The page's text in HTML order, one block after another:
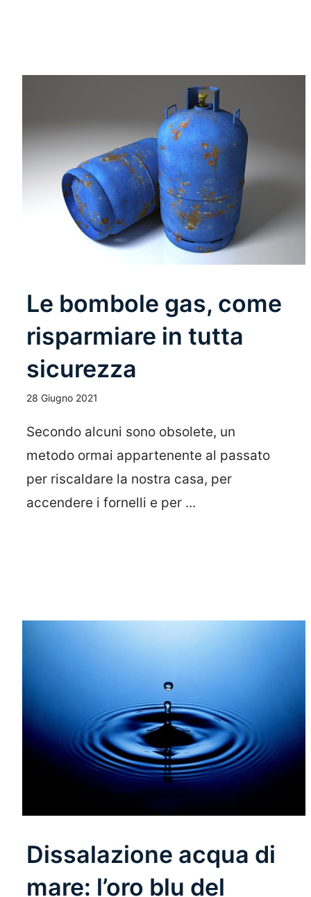
Le bombole gas, come
risparmiare in tutta
sicurezza
28 Giugno 2021
Secondo alcuni sono obsolete, un
metodo ormai appartenente al passato
per riscaldare la nostra casa, per
accendere i fornelli e per ...
Dissalazione acqua di
mare: l’oro blu del